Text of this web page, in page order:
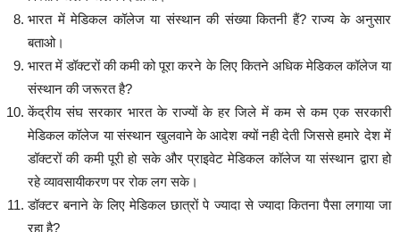
भारत में मेडिकल कॉलेज या संस्थान की संख्या कितनी हैं? राज्य के अनुसार
बताओ।
भारत में डॉक्टरों की कमी को पूरा करने के लिए कितने अधिक मेडिकल कॉलेज या
संस्थान की जरूरत है?
केंद्रीय संघ सरकार भारत के राज्यों के हर जिले में कम से कम एक सरकारी
मेडिकल कॉलेज या संस्थान खुलवाने के आदेश क्यों नही देती जिससे हमारे देश में
डॉक्टरों की कमी पूरी हो सके और प्राइवेट मेडिकल कॉलेज या संस्थान द्वारा हो
रहे व्यावसायीकरण पर रोक लग सके।
डॉक्टर बनाने के लिए मेडिकल छात्रों पे ज्यादा से ज्यादा कितना पैसा लगाया जा
रहा है?